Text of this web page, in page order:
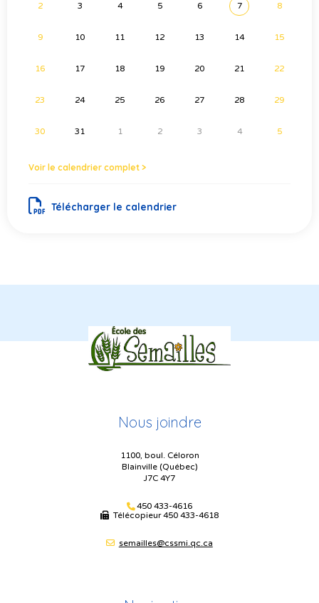
2 3 4 5 6 7 8
9 10 11 12 13 14 15
16 17 18 19 20 21 22
23 24 25 26 27 28 29
30 31 1 2 3 4 5
Voir le calendrier complet >
Télécharger le calendrier
Nous joindre
1100, boul. Céloron
Blainville (Québec)
J7C 4Y7
450 433-4616
Télécopieur450 433-4618
semailles@cssmi.qc.ca